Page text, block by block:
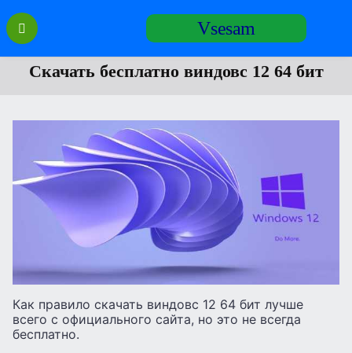
Перейти
содержанию
Vsesam
Скачать бесплатно виндовс 12 64 бит
Как правило скачать виндовс 12 64 бит лучше
всего с официального сайта, но это не всегда
бесплатно.